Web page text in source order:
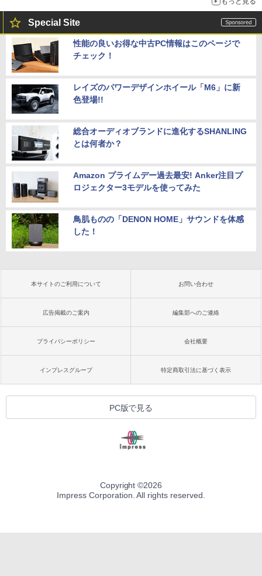
Special Site
性能の良いお得な中古PC情報はこのページで
チェック！
レイズのパワーデザインホイール「M6」に新
色登場!!
総合オーディオブランドに進化するSHANLING
とは何者か？
Amazon プライムデー過去最安! Anker注目プ
ロジェクター3モデルを使ってみた
鳥肌ものの「DENON HOME」サウンドを体感
した！
本サイトのご利用について お問い合わせ
広告掲載のご案内 編集部へのご連絡
プライバシーポリシー 会社概要
インプレスグループ 特定商取引法に基づく表示
PC版で見る
Copyright ©2026
Impress Corporation. All rights reserved.